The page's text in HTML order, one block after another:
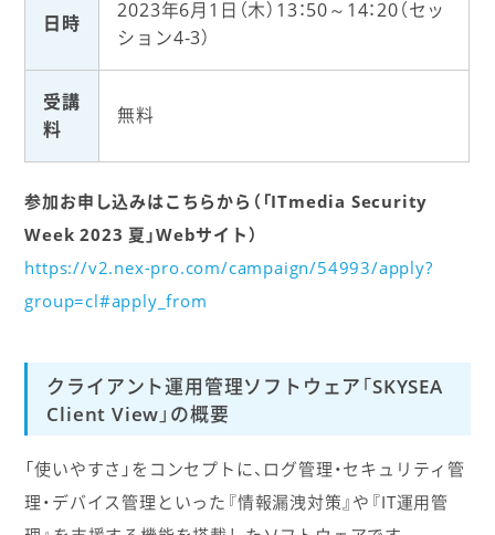
日時
2023年6月1日（木）13：50～14：20（セッ
ション4-3）
受講
料
無料
参加お申し込みはこちらから（「ITmedia Security
Week 2023 夏」Webサイト）
https://v2.nex-pro.com/campaign/54993/apply?
group=cl#apply_from
クライアント運用管理ソフトウェア「SKYSEA
Client View」の概要
「使いやすさ」をコンセプトに、ログ管理・セキュリティ管
理・デバイス管理といった『情報漏洩対策』や『IT運用管